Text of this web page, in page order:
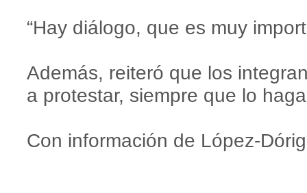
“Hay diálogo, que es muy
Además, reiteró que los
a protestar, siempre que lo
Con información de López-